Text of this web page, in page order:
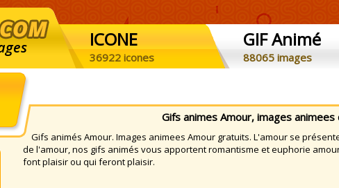
ICONE
36922 icones
GIF Animé
88065 images
Gifs animes Amour, images animees
Gifs animés Amour. Images animees Amour gratuits. L'amour se
de l'amour, nos gifs animés vous apportent romantisme et euphorie
font plaisir ou qui feront plaisir.